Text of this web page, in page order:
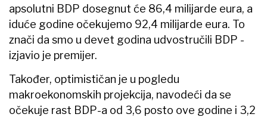
apsolutni BDP dosegnut će 86,4 milijarde eura, a
iduće godine očekujemo 92,4 milijarde eura. To
znači da smo u devet godina udvostručili BDP -
izjavio je premijer.
Također, optimističan je u pogledu
makroekonomskih projekcija, navodeći da se
očekuje rast BDP-a od 3,6 posto ove godine i 3,2